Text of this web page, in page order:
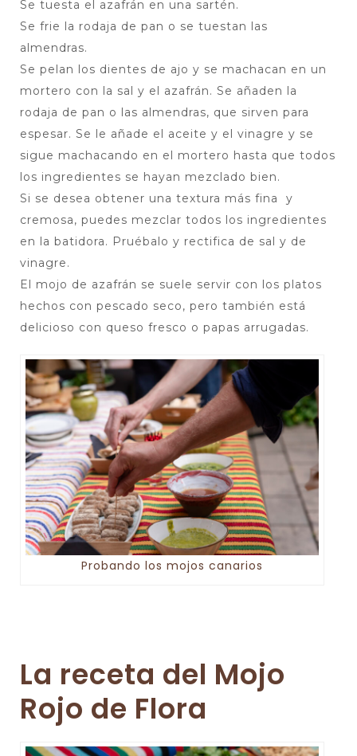
Se tuesta el azafrán en una sartén.
Se frie la rodaja de pan o se tuestan las
almendras.
Se pelan los dientes de ajo y se machacan en un
mortero con la sal y el azafrán. Se añaden la
rodaja de pan o las almendras, que sirven para
espesar. Se le añade el aceite y el vinagre y se
sigue machacando en el mortero hasta que todos
los ingredientes se hayan mezclado bien.
Si se desea obtener una textura más fina y
cremosa, puedes mezclar todos los ingredientes
en la batidora. Pruébalo y rectifica de sal y de
vinagre.
El mojo de azafrán se suele servir con los platos
hechos con pescado seco, pero también está
delicioso con queso fresco o papas arrugadas.
Probando los mojos canarios
La receta del Mojo
Rojo de Flora